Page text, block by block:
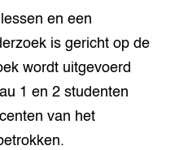
en een
is gericht op de
wordt uitgevoerd
1 en 2 studenten
van het